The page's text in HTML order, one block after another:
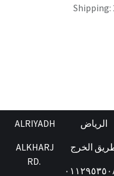
Shipping:
الرياض
الخرج
ALRIYADH
ALKHARJ
RD.